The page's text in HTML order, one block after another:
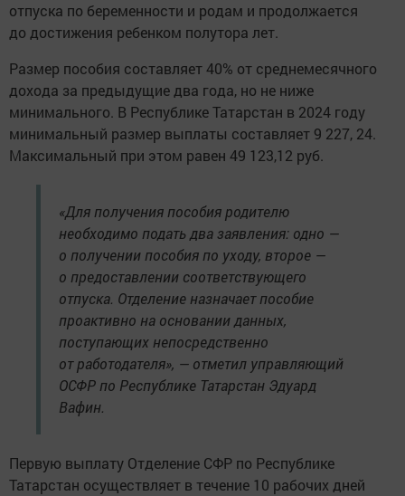
отпуска по беременности и родам и продолжается
до достижения ребенком полутора лет.
Размер пособия составляет 40% от среднемесячного
дохода за предыдущие два года, но не ниже
минимального. В Республике Татарстан в 2024 году
минимальный размер выплаты составляет 9 227, 24.
Максимальный при этом равен 49 123,12 руб.
«Для получения пособия родителю
необходимо подать два заявления: одно —
о получении пособия по уходу, второе —
о предоставлении соответствующего
отпуска. Отделение назначает пособие
проактивно на основании данных,
поступающих непосредственно
от работодателя», — отметил управляющий
ОСФР по Республике Татарстан Эдуард
Вафин.
Первую выплату Отделение СФР по Республике
Татарстан осуществляет в течение 10 рабочих дней